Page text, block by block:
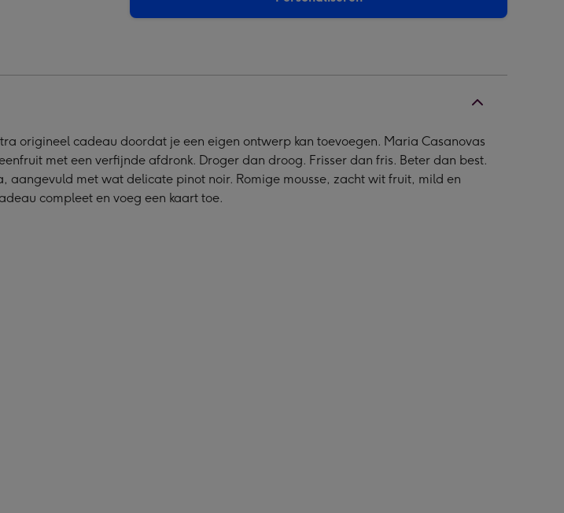
origineel cadeau doordat je een eigen ontwerp kan toevoegen. Maria Casanovas
met een verfijnde afdronk. Droger dan droog. Frisser dan fris. Beter dan best.
met wat delicate pinot noir. Romige mousse, zacht wit fruit, mild en
compleet en voeg een kaart toe.